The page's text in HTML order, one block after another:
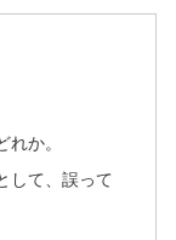
か。
して、誤って